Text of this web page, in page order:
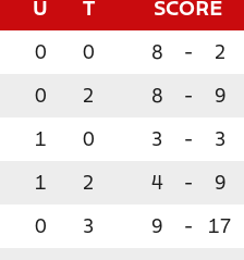
U T SCORE
0 0 8 - 2
0 2 8 - 9
1 0 3 - 3
1 2 4 - 9
0 3 9 - 17